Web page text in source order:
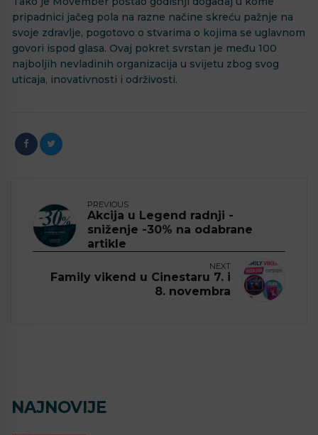
pripadnici jačeg pola na razne načine skreću pažnje na
svoje zdravlje, pogotovo o stvarima o kojima se uglavnom
govori ispod glasa. Ovaj pokret svrstan je među 100
najboljih nevladinih organizacija u svijetu zbog svog
uticaja, inovativnosti i održivosti.
PREVIOUS
Akcija u Legend radnji -
sniženje -30% na odabrane
artikle
NEXT
Family vikend u Cinestaru 7. i
8. novembra
NAJNOVIJE